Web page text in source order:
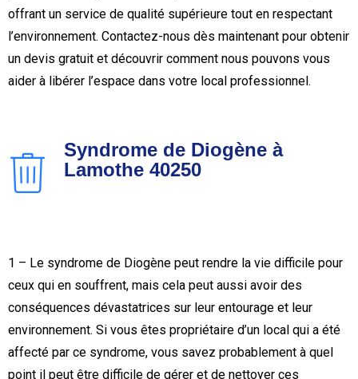
offrant un service de qualité supérieure tout en respectant
l’environnement. Contactez-nous dès maintenant pour obtenir
un devis gratuit et découvrir comment nous pouvons vous
aider à libérer l’espace dans votre local professionnel.
Syndrome de Diogène à
Lamothe 40250
1 – Le syndrome de Diogène peut rendre la vie difficile pour
ceux qui en souffrent, mais cela peut aussi avoir des
conséquences dévastatrices sur leur entourage et leur
environnement. Si vous êtes propriétaire d’un local qui a été
affecté par ce syndrome, vous savez probablement à quel
point il peut être difficile de gérer et de nettoyer ces